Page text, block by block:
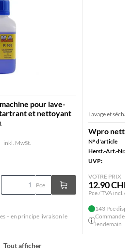
pour lave-
et nettoyant
inkl. MwSt.
Pce
– en principe livraison le
Lavage et
Wpro
N° d'article
Herst.-Art.-Nr.:
UVP:
VOTRE PRIX
12.90 CHF
Pce / TVA incl./
143 Pce
Commandes
lendemain
Tout afficher